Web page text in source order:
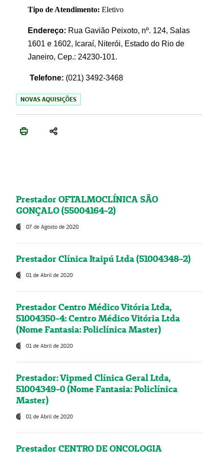
Tipo de Atendimento: Eletivo
Endereço: Rua Gavião Peixoto, nº. 124, Salas
1601 e 1602, Icaraí, Niterói, Estado do Rio de
Janeiro, Cep.: 24230-101.
Telefone: (021) 3492-3468
NOVAS AQUISIÇÕES
Prestador OFTALMOCLÍNICA SÃO
GONÇALO (55004164-2)
07 de Agosto de 2020
Prestador Clínica Itaipú Ltda (51004348-2)
01 de Abril de 2020
Prestador Centro Médico Vitória Ltda,
51004350-4: Centro Médico Vitória Ltda
(Nome Fantasia: Policlínica Master)
01 de Abril de 2020
Prestador: Vipmed Clínica Geral Ltda,
51004349-0 (Nome Fantasia: Policlínica
Master)
01 de Abril de 2020
Prestador CENTRO DE ONCOLOGIA